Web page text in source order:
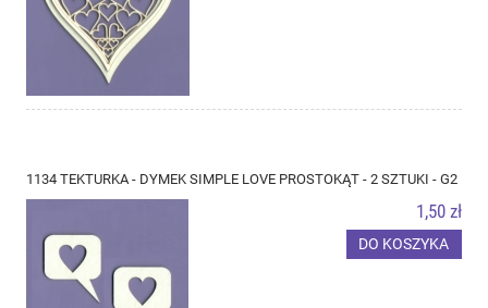
1134 TEKTURKA - DYMEK SIMPLE LOVE PROSTOKĄT - 2 SZTUKI - G2
1,50 zł
DO KOSZYKA